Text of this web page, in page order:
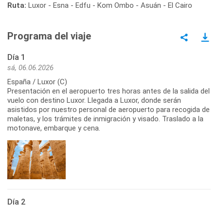
Ruta: Luxor - Esna - Edfu - Kom Ombo - Asuán - El Cairo
Programa del viaje
Día 1
sá, 06.06.2026
España / Luxor (C)
Presentación en el aeropuerto tres horas antes de la salida del
vuelo con destino Luxor. Llegada a Luxor, donde serán
asistidos por nuestro personal de aeropuerto para recogida de
maletas, y los trámites de inmigración y visado. Traslado a la
motonave, embarque y cena.
Día 2